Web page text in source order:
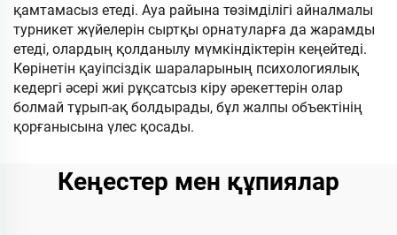
қамтамасыз етеді. Ауа райына төзімділігі айналмалы
турникет жүйелерін сыртқы орнатуларға да жарамды
етеді, олардың қолданылу мүмкіндіктерін кеңейтеді.
Көрінетін қауіпсіздік шараларының психологиялық
кедергі әсері жиі рұқсатсыз кіру әрекеттерін олар
болмай тұрып-ақ болдырады, бұл жалпы объектінің
қорғанысына үлес қосады.
Кеңестер мен құпиялар